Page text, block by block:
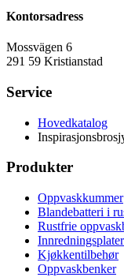
Kontorsadress
Mossvägen 6
291 59 Kristianstad
Service
Hovedkatalog
Produkter
Oppvaskkummer
Blandebatteri i
Rustfrie
Innredningsplater
Kjøkkentilbehør
Oppvaskbenker